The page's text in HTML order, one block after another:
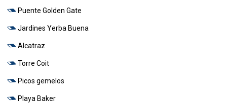
Puente Golden Gate
Jardines Yerba Buena
Alcatraz
Torre Coit
Picos gemelos
Playa Baker